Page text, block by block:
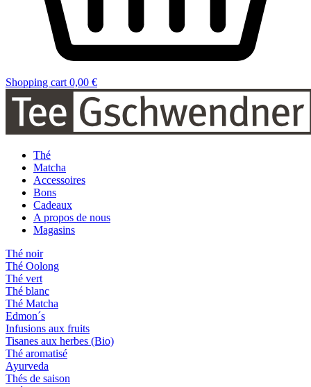
Shopping cart 0,00 €
Thé
Matcha
Accessoires
Bons
Cadeaux
A propos de nous
Magasins
Thé noir
Thé Oolong
Thé vert
Thé blanc
Thé Matcha
Edmon´s
Infusions aux fruits
Tisanes aux herbes (Bio)
Thé aromatisé
Ayurveda
Thés de saison